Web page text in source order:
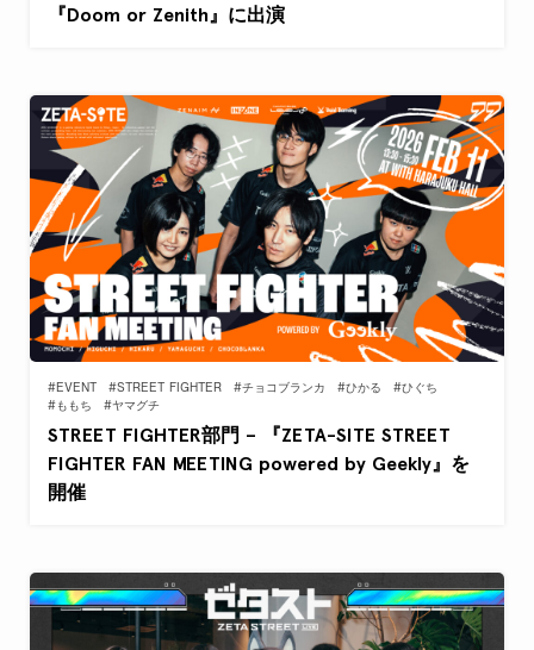
『Doom or Zenith』に出演
#EVENT #STREET FIGHTER #チョコブランカ #ひかる
#ひぐち
#ももち
#ヤマグチ
STREET FIGHTER部門 – 『ZETA-SITE STREET
FIGHTER FAN MEETING powered by Geekly』を
開催